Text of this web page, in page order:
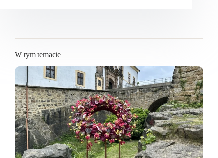
W tym temacie